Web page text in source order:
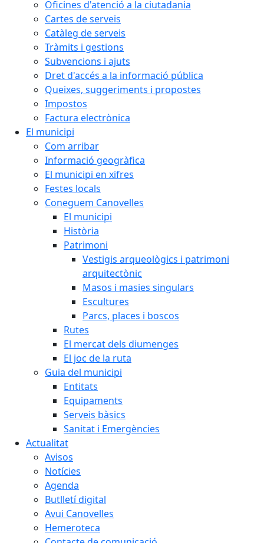
Oficines d'atenció a la ciutadania
Cartes de serveis
Catàleg de serveis
Tràmits i gestions
Subvencions i ajuts
Dret d'accés a la informació pública
Queixes, suggeriments i propostes
Impostos
Factura electrònica
El municipi
Com arribar
Informació geogràfica
El municipi en xifres
Festes locals
Coneguem Canovelles
El municipi
Història
Patrimoni
Vestigis arqueològics i patrimoni
arquitectònic
Masos i masies singulars
Escultures
Parcs, places i boscos
Rutes
El mercat dels diumenges
El joc de la ruta
Guia del municipi
Entitats
Equipaments
Serveis bàsics
Sanitat i Emergències
Actualitat
Avisos
Notícies
Agenda
Butlletí digital
Avui Canovelles
Hemeroteca